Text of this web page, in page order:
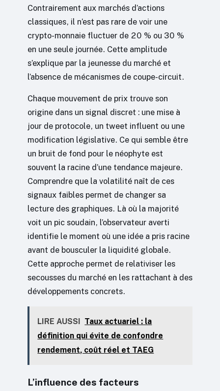
Contrairement aux marchés d’actions
classiques, il n’est pas rare de voir une
crypto-monnaie fluctuer de 20 % ou 30 %
en une seule journée. Cette amplitude
s’explique par la jeunesse du marché et
l’absence de mécanismes de coupe-circuit.
Chaque mouvement de prix trouve son
origine dans un signal discret : une mise à
jour de protocole, un tweet influent ou une
modification législative. Ce qui semble être
un bruit de fond pour le néophyte est
souvent la racine d’une tendance majeure.
Comprendre que la volatilité naît de ces
signaux faibles permet de changer sa
lecture des graphiques. Là où la majorité
voit un pic soudain, l’observateur averti
identifie le moment où une idée a pris racine
avant de bousculer la liquidité globale.
Cette approche permet de relativiser les
secousses du marché en les rattachant à des
développements concrets.
LIRE AUSSI Taux actuariel : la
définition qui évite de confondre
rendement, coût réel et TAEG
L’influence des facteurs